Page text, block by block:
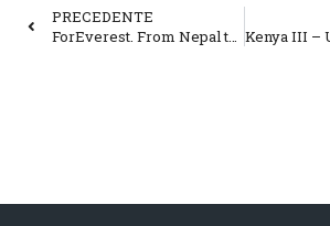
PRECEDENTE
ForEverest. From Nepal to Italy